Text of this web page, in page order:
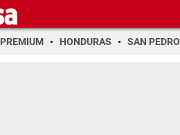
PREMIUM HONDURAS SAN PEDRO